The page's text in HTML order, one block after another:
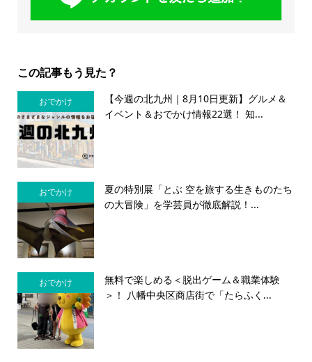
この記事もう見た？
おでかけ
【今週の北九州｜8月10日更新】グルメ＆
イベント＆おでかけ情報22選！ 知...
おでかけ
夏の特別展「とぶ 空を旅する生きものたち
の大冒険」を学芸員が徹底解説！...
おでかけ
無料で楽しめる＜脱出ゲーム＆職業体験
＞！ 八幡中央区商店街で「たらふく...